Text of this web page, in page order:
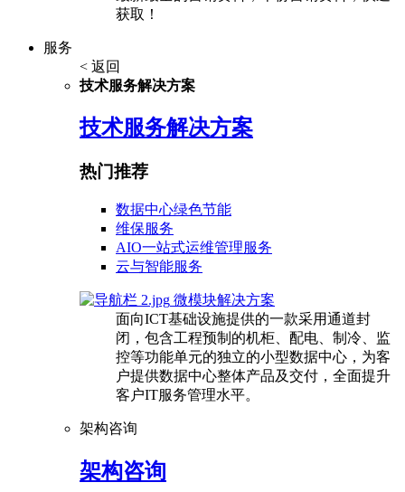
获取！
服务
< 返回
技术服务解决方案
技术服务解决方案
热门推荐
数据中心绿色节能
维保服务
AIO一站式运维管理服务
云与智能服务
微模块解决方案
面向ICT基础设施提供的一款采用通道封
闭，包含工程预制的机柜、配电、制冷、监
控等功能单元的独立的小型数据中心，为客
户提供数据中心整体产品及交付，全面提升
客户IT服务管理水平。
架构咨询
架构咨询